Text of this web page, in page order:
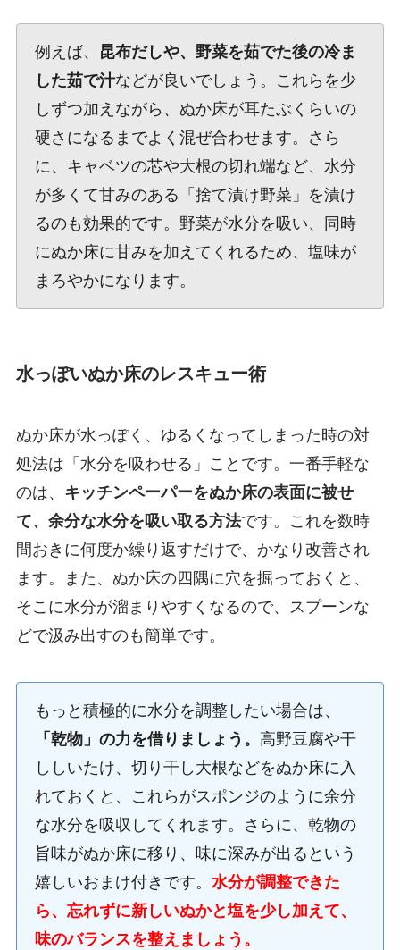
例えば、
昆布だしや、野菜を茹でた後の冷ま
した茹で汁などが良いでしょう。これらを少
しずつ加えながら、ぬか床が耳たぶくらいの
硬さになるまでよく混ぜ合わせます。さら
に、キャベツの芯や大根の切れ端など、水分
が多くて甘みのある「捨て漬け野菜」を漬け
るのも効果的です。野菜が水分を吸い、同時
にぬか床に甘みを加えてくれるため、塩味が
まろやかになります。
水っぽいぬか床のレスキュー術
ぬか床が水っぽく、ゆるくなってしまった時の対
処法は「水分を吸わせる」ことです。一番手軽な
のは、 キッチンペーパーをぬか床の表面に被せ
て、余分な水分を吸い取る方法です。これを数時
間おきに何度か繰り返すだけで、かなり改善され
ます。また、ぬか床の四隅に穴を掘っておくと、
そこに水分が溜まりやすくなるので、スプーンな
どで汲み出すのも簡単です。
もっと積極的に水分を調整したい場合は、
「乾物」の力を借りましょう。 高野豆腐や干
ししいたけ、切り干し大根などをぬか床に入
れておくと、これらがスポンジのように余分
な水分を吸収してくれます。さらに、乾物の
旨味がぬか床に移り、味に深みが出るという
嬉しいおまけ付きです。 水分が調整できた
ら、忘れずに新しいぬかと塩を少し加えて、
味のバランスを整えましょう。